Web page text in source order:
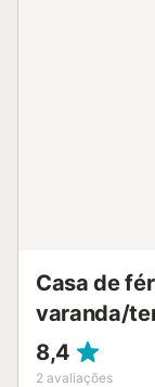
Casa de
varanda/
8,4
2 avaliações